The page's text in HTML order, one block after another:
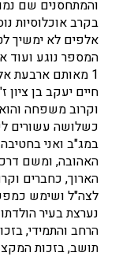
והמתחסנים שם
בקרב אוכלוסיות
אלפים לא ימשיך
המספר נוגע ועוד
1 מאותם ארבעת
חיים יעקב בן ציון
וקרוב משפחה והוא
כשלושה עשורים
האהובה, ומשם
הארוך, כחברים
לצה"ל ושימש
נערצת בעיר
הרחב והתמידי,
תושב, בזכות